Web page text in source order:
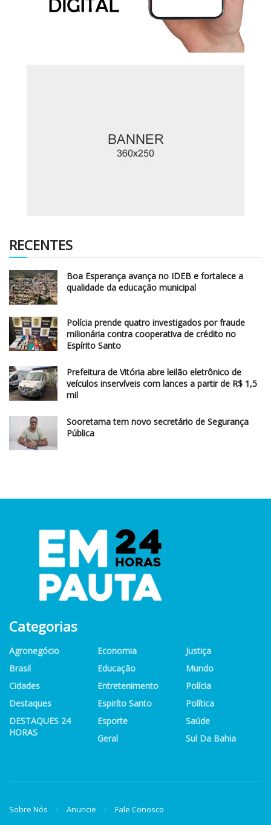
RECENTES
Boa Esperança avança no IDEB e fortalece a
qualidade da educação municipal
Polícia prende quatro investigados por fraude
milionária contra cooperativa de crédito no
Espírito Santo
Prefeitura de Vitória abre leilão eletrônico de
veículos inservíveis com lances a partir de R$ 1,5
mil
Sooretama tem novo secretário de Segurança
Pública
Categorias
Agronegócio
Brasil
Cidades
Destaques
DESTAQUES 24
HORAS
Economia
Educação
Entretenimento
Espiríto Santo
Esporte
Geral
Justiça
Mundo
Polícia
Política
Saúde
Sul Da Bahia
Sobre Nós Anuncie Fale Conosco